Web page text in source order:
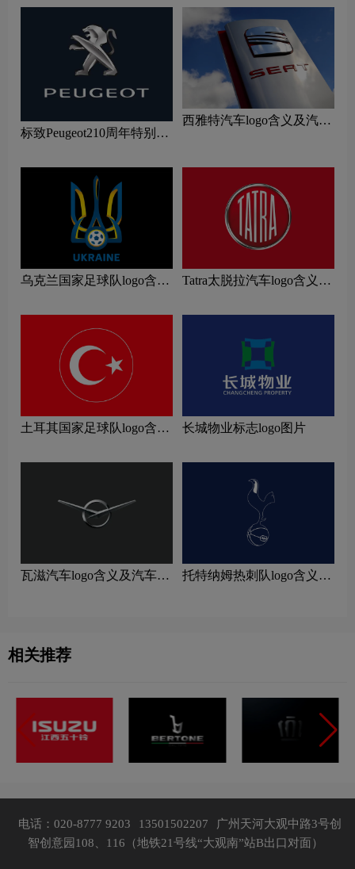
标致Peugeot210周年特别版
西雅特汽车logo含义及汽车
乌克兰国家足球队logo含义
Tatra太脱拉汽车logo含义及
土耳其国家足球队logo含义
长城物业标志logo图片
瓦滋汽车logo含义及汽车品
托特纳姆热刺队logo含义及
相关推荐
电话：020-8777 9203 13501502207
广州天河大观中路3号创
智创意园108、116（地铁21号线“大观南”站B出口对面）